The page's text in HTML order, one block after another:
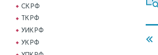
СК РФ
ТК РФ
УИК РФ
УК РФ